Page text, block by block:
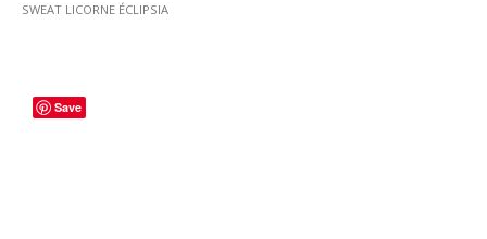
SWEAT LICORNE ÉCLIPSIA
Save